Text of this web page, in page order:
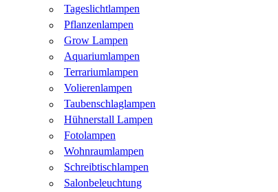
Tageslichtlampen
Pflanzenlampen
Grow Lampen
Aquariumlampen
Terrariumlampen
Volierenlampen
Taubenschlaglampen
Hühnerstall Lampen
Fotolampen
Wohnraumlampen
Schreibtischlampen
Salonbeleuchtung